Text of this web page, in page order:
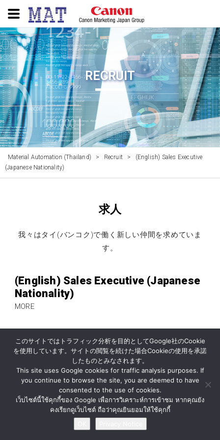
RECRUIT
Material Automation (Thailand) > Recruit >
(English) Sales Executive
(Japanese Nationality)
求人
我々はタイ(バンコク)で働く新しい仲間を求めていま
す。
(English) Sales Executive (Japanese
Nationality)
MORE
ニュース 企業情報
お問い合わせ
© BY MATERIAL AUTOMATION ( THAILAND ) Co., Ltd.
このサイトではトラフィック分析を目的としてGoogle社のCookie
を使用しています。サイトの閲覧を続けた場合Cookieの使用を承諾
したものとみなされます。
This site uses Google cookies for traffic analysis purposes. If
you continue to browse the site, you are deemed to have
consented to the use of cookies.
เว็บไซต์นี้ใช้คุกกี้ของ Google เพื่อการวิเคราะห์การเข้าชม หากคุณยัง
คงเรียกดูเว็บไซต์ ถือว่าคุณยินยอมให้ใช้คุกกี้